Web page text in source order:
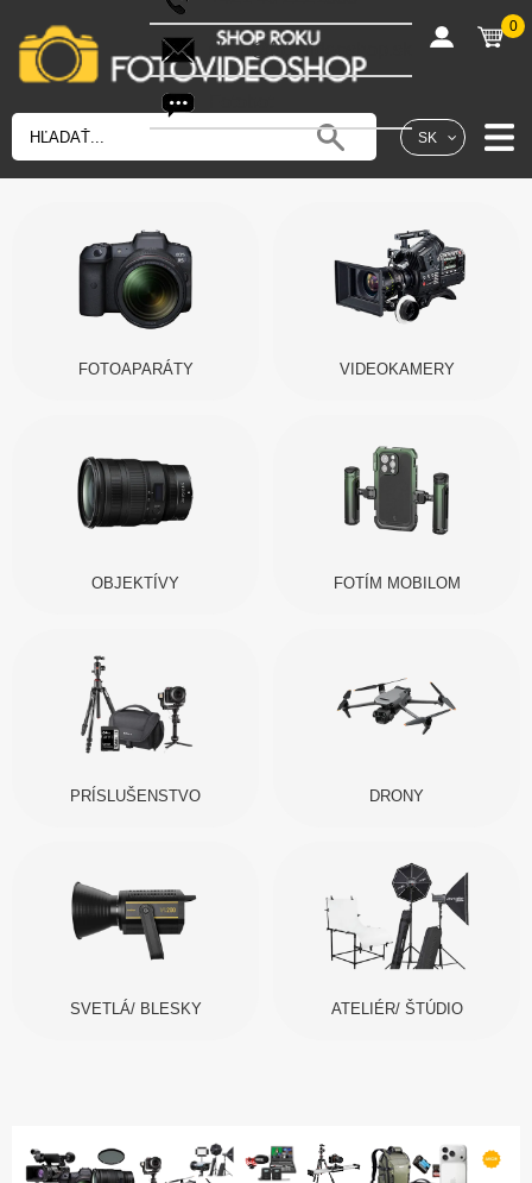
SK
shop@fotovideoshop.sk
0
FOTOAPARÁTY VIDEOKAMERY
OBJEKTÍVY FOTÍM MOBILOM
PRÍSLUŠENSTVO DRONY
SVETLÁ/ BLESKY ATELIÉR/ ŠTÚDIO